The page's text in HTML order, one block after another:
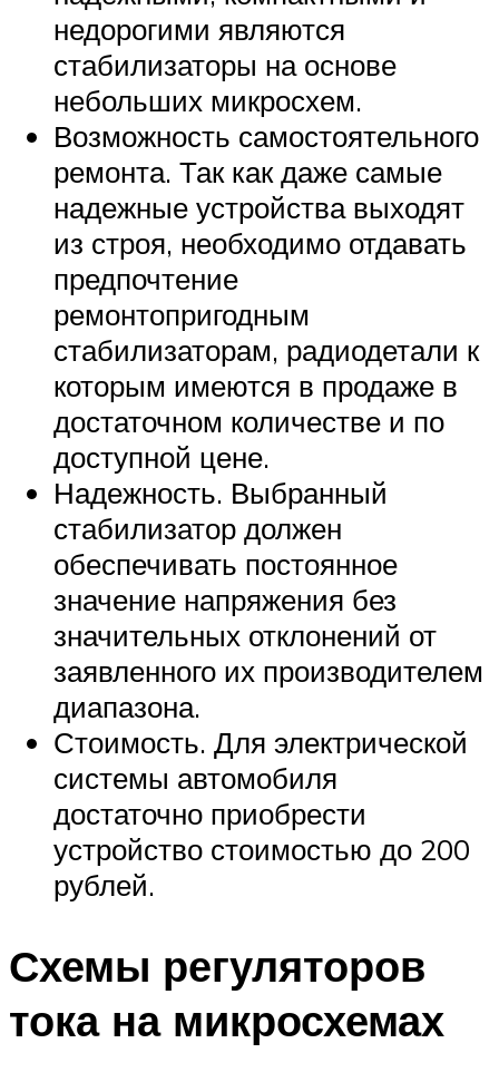
недорогими являются
стабилизаторы на основе
небольших микросхем.
Возможность самостоятельного
ремонта. Так как даже самые
надежные устройства выходят
из строя, необходимо отдавать
предпочтение
ремонтопригодным
стабилизаторам, радиодетали к
которым имеются в продаже в
достаточном количестве и по
доступной цене.
Надежность. Выбранный
стабилизатор должен
обеспечивать постоянное
значение напряжения без
значительных отклонений от
заявленного их производителем
диапазона.
Стоимость. Для электрической
системы автомобиля
достаточно приобрести
устройство стоимостью до 200
рублей.
Схемы регуляторов
тока на микросхемах